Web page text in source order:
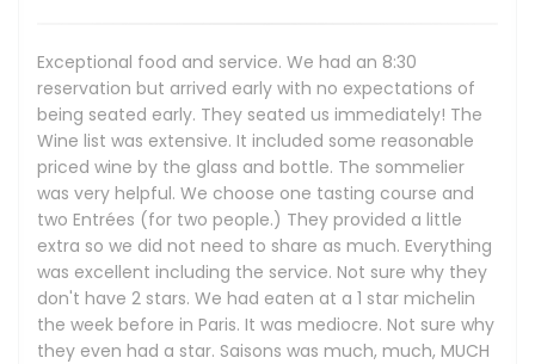
Exceptional food and service. We had an 8:30
reservation but arrived early with no expectations of
being seated early. They seated us immediately! The
Wine list was extensive. It included some reasonable
priced wine by the glass and bottle. The sommelier
was very helpful. We choose one tasting course and
two Entrées (for two people.) They provided a little
extra so we did not need to share as much. Everything
was excellent including the service. Not sure why they
don't have 2 stars. We had eaten at a 1 star michelin
the week before in Paris. It was mediocre. Not sure why
they even had a star. Saisons was much, much, MUCH